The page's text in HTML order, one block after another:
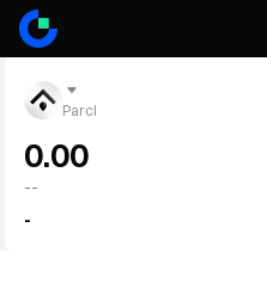
Parcl
0.00
--
-